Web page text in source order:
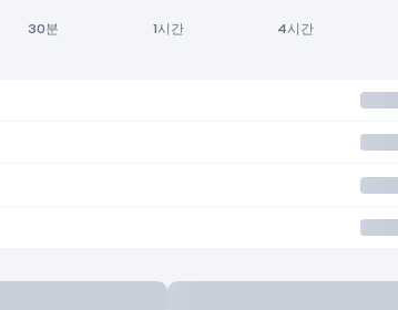
30분 1시간 4시간